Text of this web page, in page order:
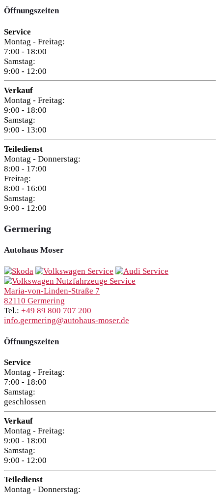
Öffnungszeiten
Service
Montag - Freitag:
7:00 - 18:00
Samstag:
9:00 - 12:00
Verkauf
Montag - Freitag:
9:00 - 18:00
Samstag:
9:00 - 13:00
Teiledienst
Montag - Donnerstag:
8:00 - 17:00
Freitag:
8:00 - 16:00
Samstag:
9:00 - 12:00
Germering
Autohaus Moser
Maria-von-Linden-Straße 7
82110 Germering
Tel.: +49 89 800 707 200
info.germering@autohaus-moser.de
Öffnungszeiten
Service
Montag - Freitag:
7:00 - 18:00
Samstag:
geschlossen
Verkauf
Montag - Freitag:
9:00 - 18:00
Samstag:
9:00 - 12:00
Teiledienst
Montag - Donnerstag: